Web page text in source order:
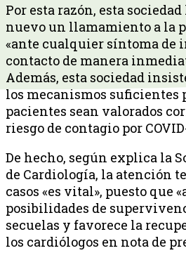
Por esta razón, esta
nuevo un llamamiento a la
«ante cualquier síntoma de
contacto de manera
Además, esta sociedad
los mecanismos suficientes
pacientes sean valorados
riesgo de contagio por
De hecho, según explica la
de Cardiología, la atención
casos «es vital», puesto que
posibilidades de
secuelas y favorece la
los cardiólogos en nota de